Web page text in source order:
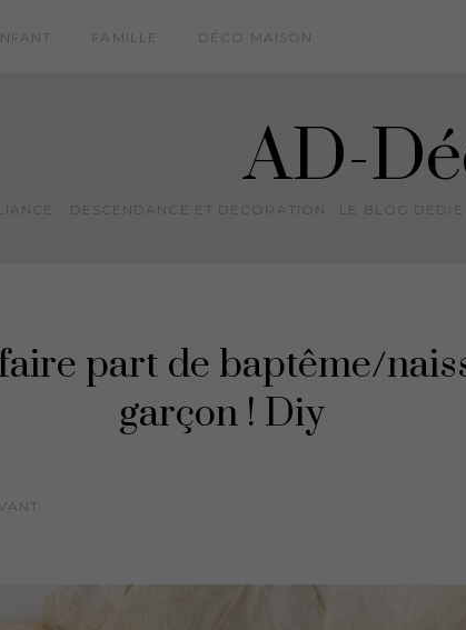
FAMILLE DÉCO MAISON
AD-
- DESCENDANCE ET DÉCORATION : LE BLOG
part de baptême/
garçon ! Diy